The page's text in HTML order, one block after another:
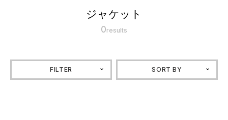
ジャケット
0results
FILTER SORT BY